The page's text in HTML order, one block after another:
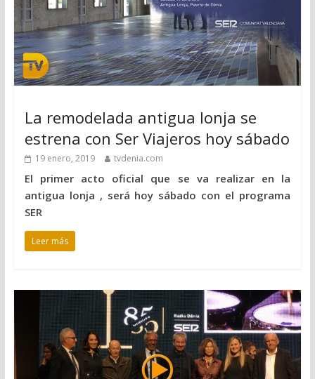
La remodelada antigua lonja se
estrena con Ser Viajeros hoy sábado
19 enero, 2019 tvdenia.com
El primer acto oficial que se va realizar en la
antigua lonja , será hoy sábado con el programa
SER
Leer más